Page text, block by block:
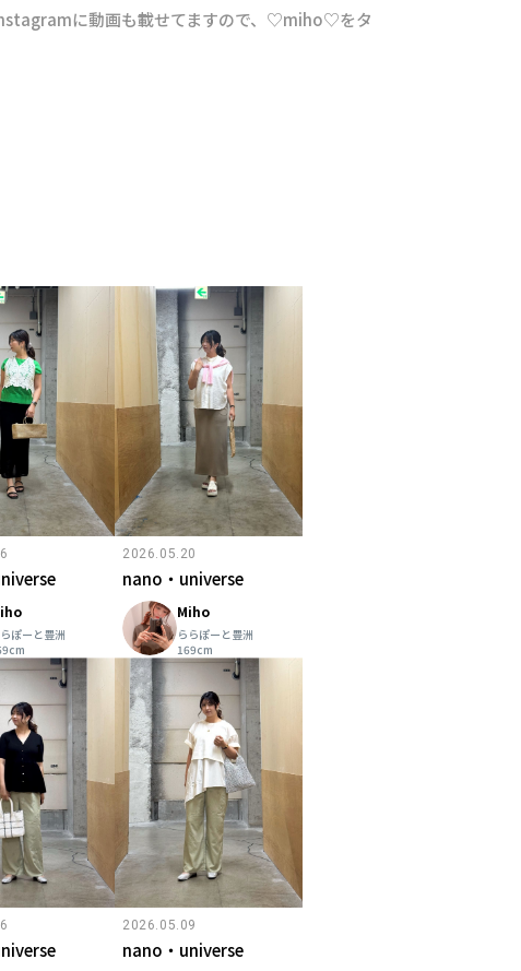
に動画も載せてますので、♡miho♡をタ
ぽーと豊洲
2026.05.20
nano・universe
Miho
ららぽーと豊洲
169cm
2026.05.09
nano・universe